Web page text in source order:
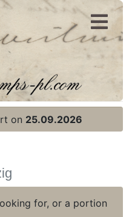
on 25.09.2026
for, or a portion